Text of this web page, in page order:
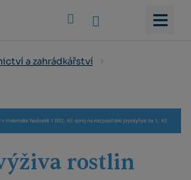
a zahrádkářství
rostlin